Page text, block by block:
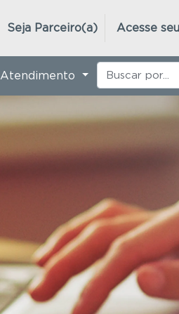
Acesse
Seja Parceiro(a)
Atendimento